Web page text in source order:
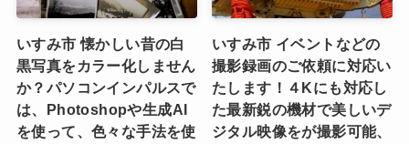
いすみ市 懐かしい昔の白
黒写真をカラー化しません
か？パソコンインパルスで
は、Photoshopや生成AI
を使って、色々な手法を使
いすみ市 イベントなどの
撮影録画のご依頼に対応い
たします！４Kにも対応し
た最新鋭の機材で美しいデ
ジタル映像をが撮影可能、